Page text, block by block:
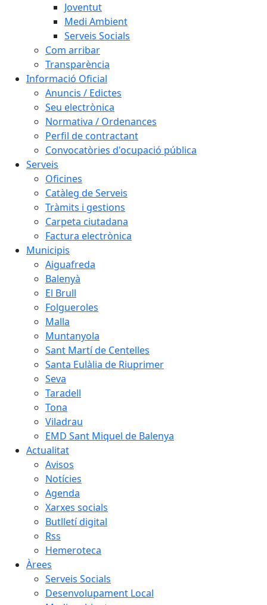
Joventut
Medi Ambient
Serveis Socials
Com arribar
Transparència
Informació Oficial
Anuncis / Edictes
Seu electrònica
Normativa / Ordenances
Perfil de contractant
Convocatòries d'ocupació pública
Serveis
Oficines
Catàleg de Serveis
Tràmits i gestions
Carpeta ciutadana
Factura electrònica
Municipis
Aiguafreda
Balenyà
El Brull
Folgueroles
Malla
Muntanyola
Sant Martí de Centelles
Santa Eulàlia de Riuprimer
Seva
Taradell
Tona
Viladrau
EMD Sant Miquel de Balenya
Actualitat
Avisos
Notícies
Agenda
Xarxes socials
Butlletí digital
Rss
Hemeroteca
Àrees
Serveis Socials
Desenvolupament Local